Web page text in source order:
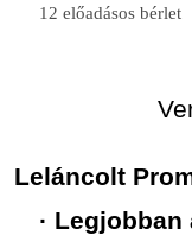
12 előadásos bérlet
Leláncolt
· Legjobban